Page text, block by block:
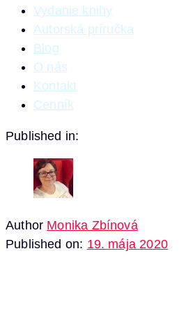
Vydanie knihy
Autorská príručka
Blog
O nás
Kontakt
Cenník
Published in:
Author Monika Zbínová
Published on: 19. mája 2020